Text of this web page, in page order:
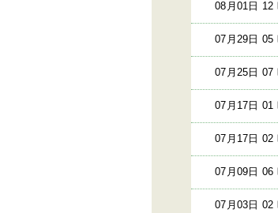
08月01日 12
07月29日 05
07月25日 07
07月17日 01
07月17日 02
07月09日 06
07月03日 02